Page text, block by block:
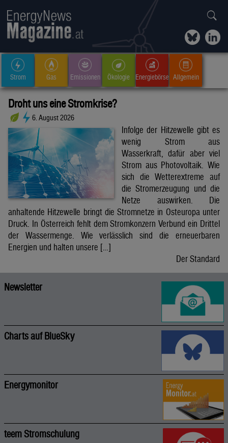
Strom Gas Emissionen Ökologie Energiebörse Allgemein
Droht uns eine Stromkrise?
6. August 2026
Infolge der Hitzewelle gibt es
wenig Strom aus
Wasserkraft, dafür aber viel
Strom aus Photovoltaik. Wie
sich die Wetterextreme auf
die Stromerzeugung und die
Netze auswirken. Die
anhaltende Hitzewelle bringt die Stromnetze in Osteuropa unter
Druck. In Österreich fehlt dem Stromkonzern Verbund ein Drittel
der Wassermenge. Wie verlässlich sind die erneuerbaren
Energien und halten unsere […]
Der Standard
Newsletter
Charts auf BlueSky
Energymonitor
teem Stromschulung